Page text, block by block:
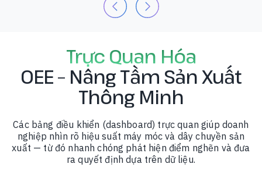
Trực Quan Hóa
OEE – Nâng Tầm Sản Xuất
Thông Minh
Các bảng điều khiển (dashboard) trực quan giúp doanh
nghiệp nhìn rõ hiệu suất máy móc và dây chuyền sản
xuất — từ đó nhanh chóng phát hiện điểm nghẽn và đưa
ra quyết định dựa trên dữ liệu.